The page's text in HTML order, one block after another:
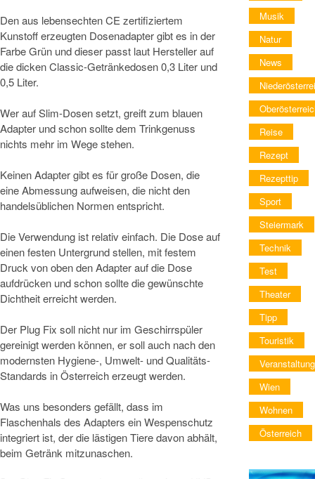
Den aus lebensechten CE zertifiziertem
Kunstoff erzeugten Dosenadapter gibt es in der
Farbe Grün und dieser passt laut Hersteller auf
die dicken Classic-Getränkedosen 0,3 Liter und
0,5 Liter.
Wer auf Slim-Dosen setzt, greift zum blauen
Adapter und schon sollte dem Trinkgenuss
nichts mehr im Wege stehen.
Keinen Adapter gibt es für große Dosen, die
eine Abmessung aufweisen, die nicht den
handelsüblichen Normen entspricht.
Die Verwendung ist relativ einfach. Die Dose auf
einen festen Untergrund stellen, mit festem
Druck von oben den Adapter auf die Dose
aufdrücken und schon sollte die gewünschte
Dichtheit erreicht werden.
Der Plug Fix soll nicht nur im Geschirrspüler
gereinigt werden können, er soll auch nach den
modernsten Hygiene-, Umwelt- und Qualitäts-
Standards in Österreich erzeugt werden.
Was uns besonders gefällt, dass im
Flaschenhals des Adapters ein Wespenschutz
integriert ist, der die lästigen Tiere davon abhält,
beim Getränk mitzunaschen.
Musik
Natur
News
Reise
Rezept
Rezepttip
Sport
Steiermark
Technik
Test
Theater
Tipp
Touristik
Veranstaltung
Wien
Wohnen
Österreich